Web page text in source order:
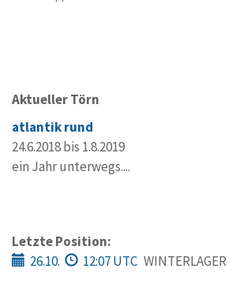
Aktueller Törn
atlantik rund
24.6.2018 bis 1.8.2019
ein Jahr unterwegs....
Letzte Position:
26.10.
12:07 UTC WINTERLAGER